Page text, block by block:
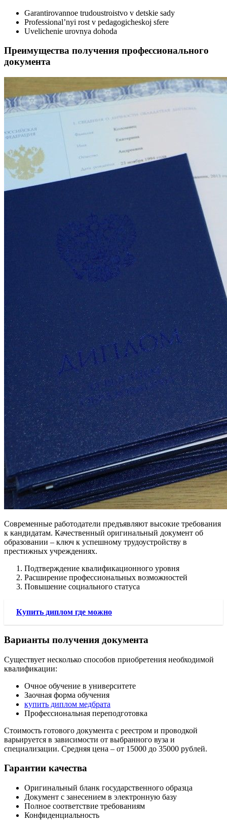
Garantirovannoe trudoustroistvo v detskie sady
Professional’nyi rost v pedagogicheskoj sfere
Uvelichenie urovnya dohoda
Преимущества получения профессионального
документа
Современные работодатели предъявляют высокие требования
к кандидатам. Качественный оригинальный документ об
образовании – ключ к успешному трудоустройству в
престижных учреждениях.
Подтверждение квалификационного уровня
Расширение профессиональных возможностей
Повышение социального статуса
Купить диплом где можно
Варианты получения документа
Существует несколько способов приобретения необходимой
квалификации:
Очное обучение в университете
Заочная форма обучения
купить диплом медбрата
Профессиональная переподготовка
Стоимость готового документа с реестром и проводкой
варьируется в зависимости от выбранного вуза и
специализации. Средняя цена – от 15000 до 35000 рублей.
Гарантии качества
Оригинальный бланк государственного образца
Документ с занесением в электронную базу
Полное соответствие требованиям
Конфиденциальность